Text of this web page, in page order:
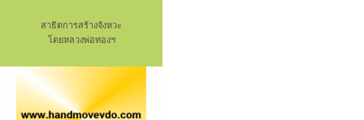
สาธิตการสร้างจังหวะ
โดยหลวงพ่อทองฯ